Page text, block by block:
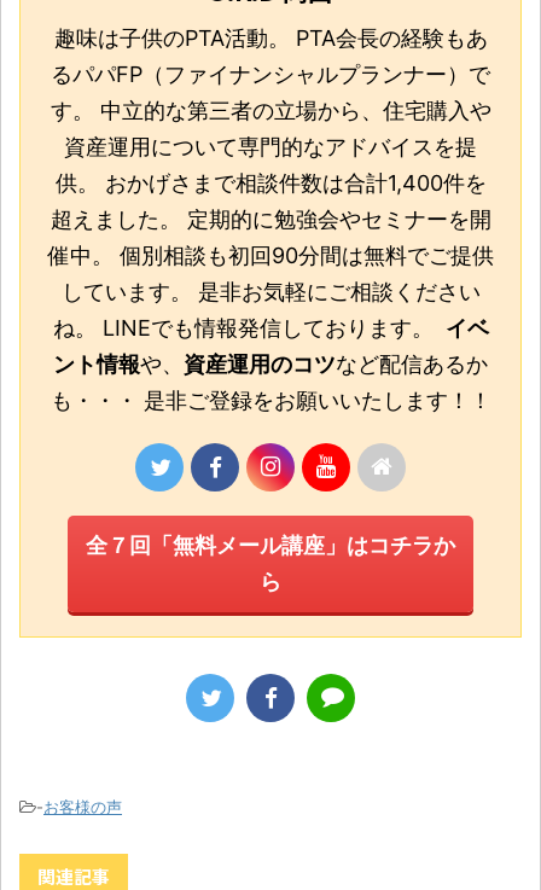
趣味は子供のPTA活動。 PTA会長の経験もあ
るパパFP（ファイナンシャルプランナー）で
す。 中立的な第三者の立場から、住宅購入や
資産運用について専門的なアドバイスを提
供。 おかげさまで相談件数は合計1,400件を
超えました。 定期的に勉強会やセミナーを開
催中。 個別相談も初回90分間は無料でご提供
しています。 是非お気軽にご相談ください
ね。 LINEでも情報発信しております。 イベ
ント情報や、 資産運用のコツなど配信あるか
も・・・ 是非ご登録をお願いいたします！！
全７回「無料メール講座」はコチラか
ら
-お客様の声
関連記事